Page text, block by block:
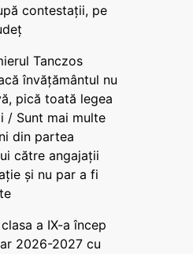
contestații, pe
Tanczos
învățământul nu
pică toată legea
/ Sunt mai multe
din partea
către angajații
și nu par a fi
a IX-a încep
2026-2027 cu